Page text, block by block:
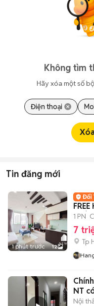
Không tìm
Hãy xóa một số
Điện thoại
Tin đăng mới
1 phút trước 12
1 PN
7
Tp
NT
Nội